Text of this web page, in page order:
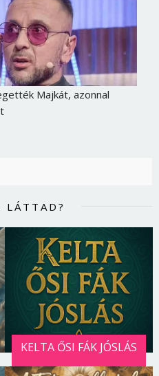
Majkát, azonnal
LÁTTAD?
KELTA ŐSI FÁK JÓSLÁS